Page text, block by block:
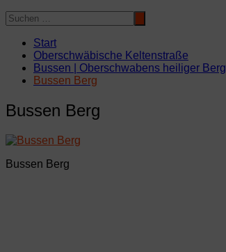
Start
Oberschwäbische Keltenstraße
Bussen | Oberschwabens heiliger Berg
Bussen Berg
Bussen Berg
Bussen Berg